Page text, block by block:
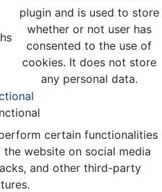
plugin and is used to store
whether or not user has
consented to the use of
cookies. It does not store
any personal data.
certain functionalities
website on social media
and other third-party